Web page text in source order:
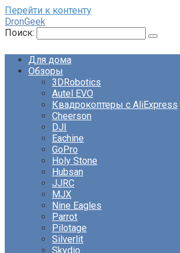
Перейти к контенту
DronGeek
Поиск:
Для дома
Обзоры
3DRobotics
Autel EVO
Квадрокоптеры с AliExpress
Cheerson
DJI
Eachine
GoPro
Holy Stone
Hubsan
JJRC
MJX
Nine Eagles
Parrot
Pilotage
Silverlit
Skydio